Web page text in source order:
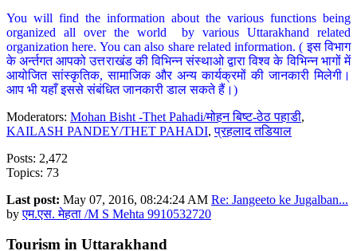
You will find the information about the various functions being
organized all over the world by various Uttarakhand related
organization here. You can also share related information. ( इस विभाग
के अर्न्तगत आपको उत्तराखंड की विभिन्न संस्थाओ द्वारा विश्व के विभिन्न भागों में
आयोजित सांस्कृतिक, सामाजिक और अन्य कार्यक्रमों की जानकारी मिलेगी।
आप भी यहाँ इससे संबंधित जानकारी डाल सकते हैं।)
Moderators: Mohan Bisht -Thet Pahadi/मोहन बिष्ट-ठेठ पहाडी,
KAILASH PANDEY/THET PAHADI,प्रहलाद तडियाल
Posts: 2,472
Topics: 73
Last post: May 07, 2016, 08:24:24 AM Re: Jangeeto ke Jugalban...
byएम.एस. मेहता /M S Mehta 9910532720
Tourism in Uttarakhand